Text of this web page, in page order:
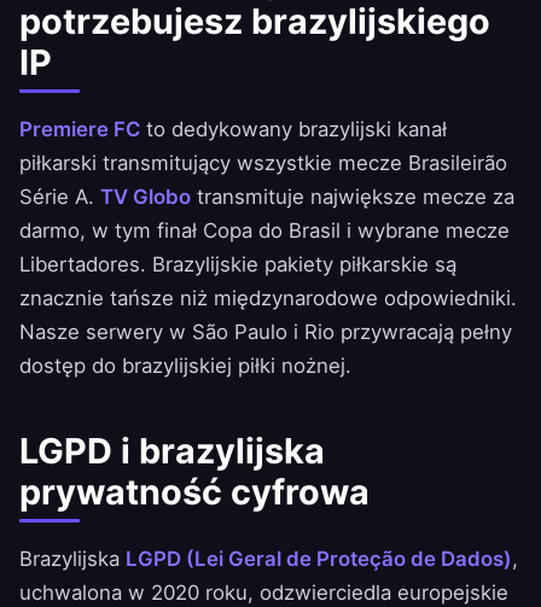
potrzebujesz brazylijskiego
IP
Premiere FC to dedykowany brazylijski kanał
piłkarski transmitujący wszystkie mecze Brasileirão
Série A. TV Globo transmituje największe mecze za
darmo, w tym finał Copa do Brasil i wybrane mecze
Libertadores. Brazylijskie pakiety piłkarskie są
znacznie tańsze niż międzynarodowe odpowiedniki.
Nasze serwery w São Paulo i Rio przywracają pełny
dostęp do brazylijskiej piłki nożnej.
LGPD i brazylijska
prywatność cyfrowa
Brazylijska LGPD (Lei Geral de Proteção de Dados),
uchwalona w 2020 roku, odzwierciedla europejskie